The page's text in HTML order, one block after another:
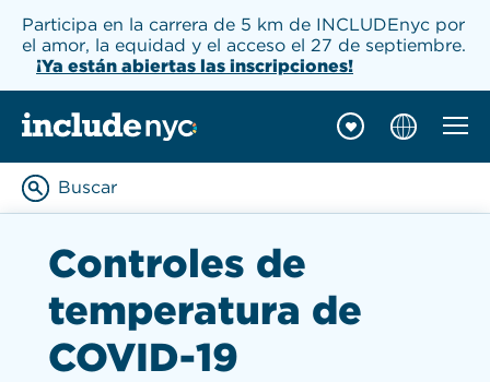
Participa en la carrera de 5 km de INCLUDEnyc por
el amor, la equidad y el acceso el 27 de septiembre.
¡Ya están abiertas las inscripciones!
Buscar
Controles de
temperatura de
COVID-19